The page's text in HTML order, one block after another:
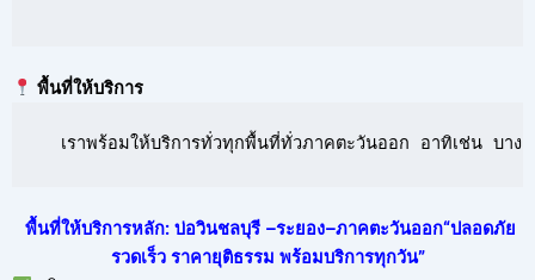
พื้นที่ให้บริการ
เราพร้อมให้บริการทั่วทุกพื้นที่ทั่วภาคตะวันออก อาทิเช่น บาง
พื้นที่ให้บริการหลัก: บ่อวินชลบุรี –ระยอง–ภาคตะวันออก“ปลอดภัย
รวดเร็ว ราคายุติธรรม พร้อมบริการทุกวัน”